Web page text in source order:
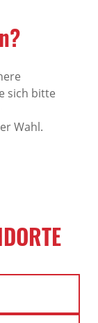
sich bitte
Wahl.